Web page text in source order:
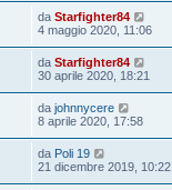
da Starfighter84
4 maggio 2020, 11:06
da Starfighter84
30 aprile 2020, 18:21
da johnnycere
8 aprile 2020, 17:58
da Poli 19
21 dicembre 2019, 10:22